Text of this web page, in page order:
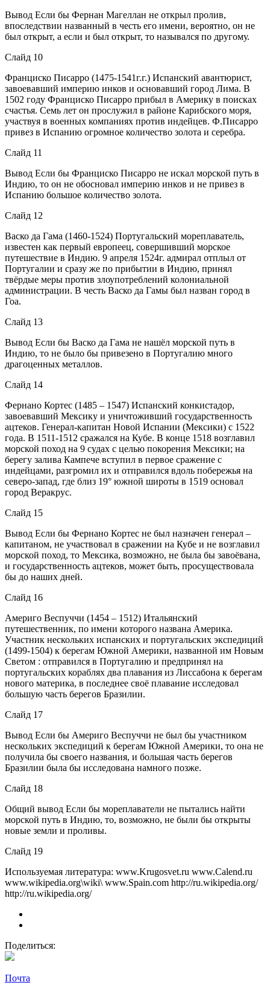
Вывод Если бы Фернан Магеллан не открыл пролив,
впоследствии названный в честь его имени, вероятно, он не
был открыт, а если и был открыт, то назывался по другому.
Слайд 10
Франциско Писарро (1475-1541г.г.) Испанский авантюрист,
завоевавший империю инков и основавший город Лима. В
1502 году Франциско Писарро прибыл в Америку в поисках
счастья. Семь лет он прослужил в районе Карибского моря,
участвуя в военных компаниях против индейцев. Ф.Писарро
привез в Испанию огромное количество золота и серебра.
Слайд 11
Вывод Если бы Франциско Писарро не искал морской путь в
Индию, то он не обосновал империю инков и не привез в
Испанию большое количество золота.
Слайд 12
Васко да Гама (1460-1524) Португальский мореплаватель,
известен как первый европеец, совершивший морское
путешествие в Индию. 9 апреля 1524г. адмирал отплыл от
Португалии и сразу же по прибытии в Индию, принял
твёрдые меры против злоупотреблений колониальной
администрации. В честь Васко да Гамы был назван город в
Гоа.
Слайд 13
Вывод Если бы Васко да Гама не нашёл морской путь в
Индию, то не было бы привезено в Португалию много
драгоценных металлов.
Слайд 14
Фернано Кортес (1485 – 1547) Испанский конкистадор,
завоевавший Мексику и уничтоживший государственность
ацтеков. Генерал-капитан Новой Испании (Мексики) с 1522
года. В 1511-1512 сражался на Кубе. В конце 1518 возглавил
морской поход на 9 судах с целью покорения Мексики; на
берегу залива Кампече вступил в первое сражение с
индейцами, разгромил их и отправился вдоль побережья на
северо-запад, где близ 19° южной широты в 1519 основал
город Веракрус.
Слайд 15
Вывод Если бы Фернано Кортес не был назначен генерал –
капитаном, не участвовал в сражении на Кубе и не возглавил
морской поход, то Мексика, возможно, не была бы завоёвана,
и государственность ацтеков, может быть, просуществовала
бы до наших дней.
Слайд 16
Америго Веспуччи (1454 – 1512) Итальянский
путешественник, по имени которого названа Америка.
Участник нескольких испанских и португальских экспедиций
(1499-1504) к берегам Южной Америки, названной им Новым
Светом : отправился в Португалию и предпринял на
португальских кораблях два плавания из Лиссабона к берегам
нового материка, в последнее своё плавание исследовал
большую часть берегов Бразилии.
Слайд 17
Вывод Если бы Америго Веспуччи не был бы участником
нескольких экспедиций к берегам Южной Америки, то она не
получила бы своего названия, и большая часть берегов
Бразилии была бы исследована намного позже.
Слайд 18
Общий вывод Если бы мореплаватели не пытались найти
морской путь в Индию, то, возможно, не были бы открыты
новые земли и проливы.
Слайд 19
Используемая литература: www.Krugosvet.ru www.Calend.ru
www.wikipedia.org\wiki\ www.Spain.com http://ru.wikipedia.org/
http://ru.wikipedia.org/
Поделиться:
Почта